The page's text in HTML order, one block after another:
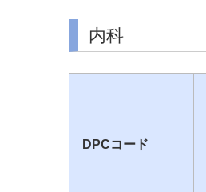
内科
DPCコード